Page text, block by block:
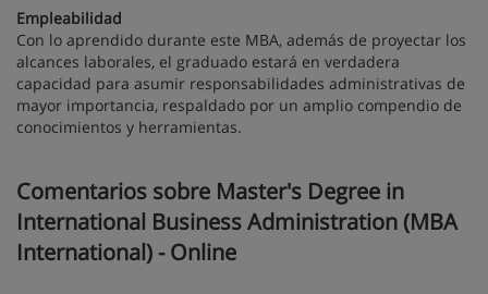
Empleabilidad
Con lo aprendido durante este MBA, además de proyectar los
alcances laborales, el graduado estará en verdadera
capacidad para asumir responsabilidades administrativas de
mayor importancia, respaldado por un amplio compendio de
conocimientos y herramientas.
Comentarios sobre Master's Degree in
International Business Administration (MBA
International) - Online